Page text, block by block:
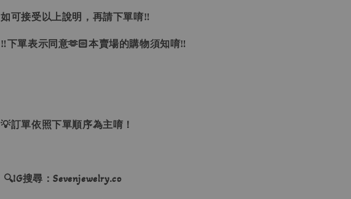
如可接受以上說明，再請下單唷‼
‼下單表示同意🫶🏻本賣場的購物須知唷‼
💡訂單依照下單順序為主唷！
🔍IG搜尋：Sevenjewelry.co